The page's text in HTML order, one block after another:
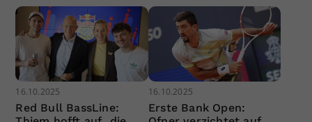
16.10.2025
Red Bull BassLine:
16.10.2025
Erste Bank Open: